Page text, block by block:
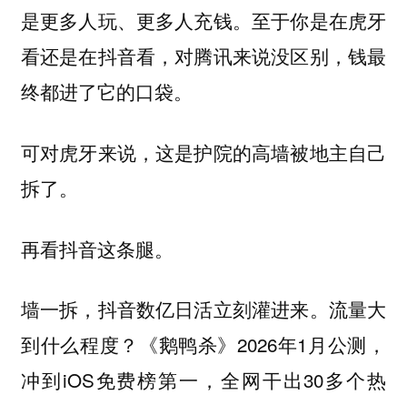
是更多人玩、更多人充钱。至于你是在虎牙
看还是在抖音看，对腾讯来说没区别，钱最
终都进了它的口袋。
可对虎牙来说，这是护院的高墙被地主自己
拆了。
再看抖音这条腿。
墙一拆，抖音数亿日活立刻灌进来。流量大
到什么程度？《鹅鸭杀》2026年1月公测，
冲到iOS免费榜第一，全网干出30多个热